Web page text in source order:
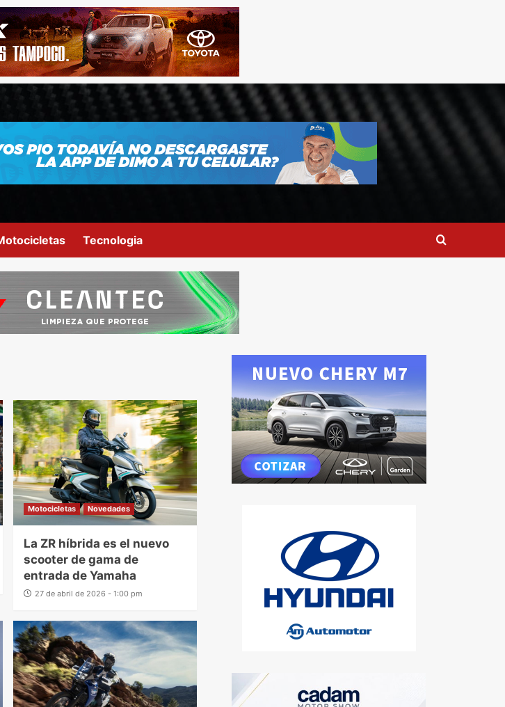
Tecnologia
Motocicletas Novedades
La ZR híbrida es el nuevo
scooter de gama de
entrada de Yamaha
27 de abril de 2026 - 1:00 pm